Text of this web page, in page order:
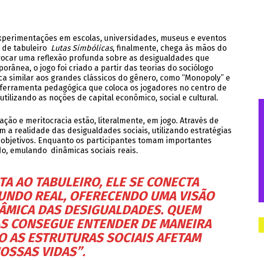
em escolas, universidades, museus e eventos
de tabuleiro Lutas Simbólicas, finalmente, chega às mãos do
uma reflexão profunda sobre as desigualdades que
o jogo foi criado a partir das teorias do sociólogo
similar aos grandes clássicos do gênero, como “Monopoly” e
pedagógica que coloca os jogadores no centro de
as noções de capital econômico, social e cultural.
e meritocracia estão, literalmente, em jogo. Através de
a realidade das desigualdades sociais, utilizando estratégias
Enquanto os participantes tomam importantes
emulando dinâmicas sociais reais.
AO TABULEIRO, ELE SE CONECTA
REAL, OFERECENDO UMA VISÃO
DAS DESIGUALDADES. QUEM
CONSEGUE ENTENDER DE MANEIRA
AS ESTRUTURAS SOCIAIS AFETAM
VIDAS”.